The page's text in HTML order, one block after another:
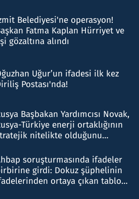
Belediyesi'ne operasyon!
Fatma Kaplan Hürriyet ve
gözaltına alındı
Uğur’un ifadesi ilk kez
Postası'nda!
Başbakan Yardımcısı Novak,
Türkiye enerji ortaklığının
nitelikte olduğunu
soruşturmasında ifadeler
girdi: Dokuz şüphelinin
ortaya çıkan tablo